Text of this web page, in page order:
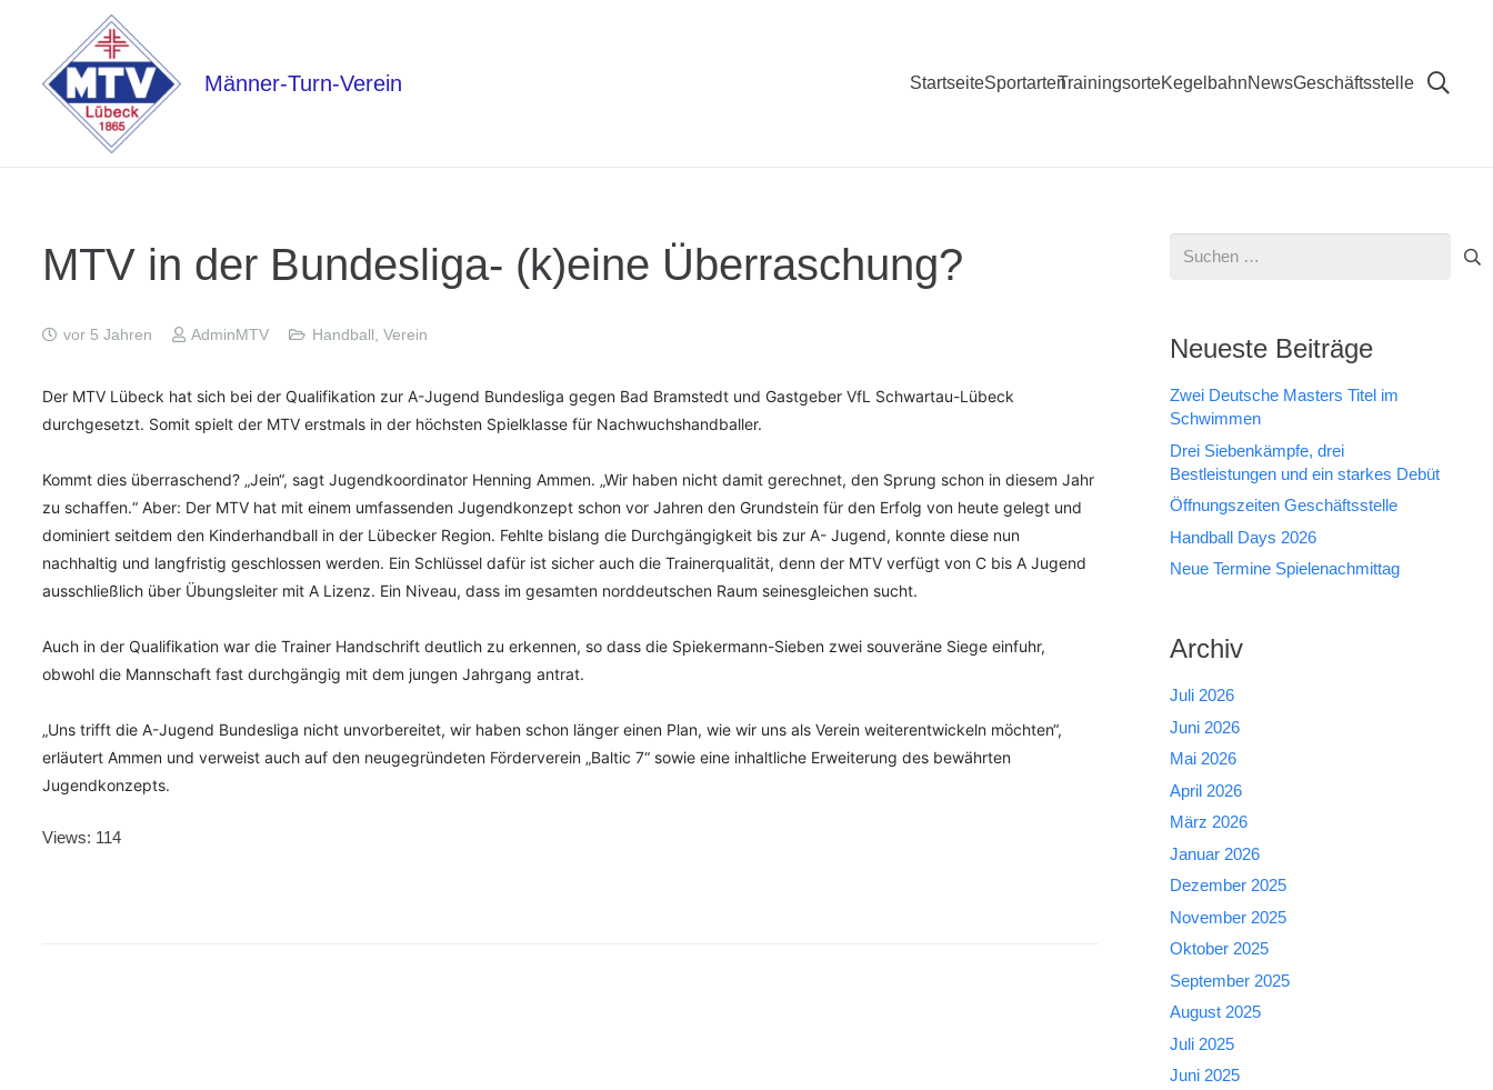
Männer-Turn-Verein StartseiteSportartenTrainingsorteKegelbahnNewsGeschäftsstelle
MTV in der Bundesliga- (k)eine Überraschung?
vor 5 Jahren AdminMTV Handball Verein
Der MTV Lübeck hat sich bei der Qualifikation zur A-Jugend Bundesliga gegen Bad Bramstedt und Gastgeber VfL Schwartau-Lübeck
durchgesetzt. Somit spielt der MTV erstmals in der höchsten Spielklasse für Nachwuchshandballer.
Kommt dies überraschend? „Jein“, sagt Jugendkoordinator Henning Ammen. „Wir haben nicht damit gerechnet, den Sprung schon in diesem Jahr
zu schaffen.“ Aber: Der MTV hat mit einem umfassenden Jugendkonzept schon vor Jahren den Grundstein für den Erfolg von heute gelegt und
dominiert seitdem den Kinderhandball in der Lübecker Region. Fehlte bislang die Durchgängigkeit bis zur A- Jugend, konnte diese nun
nachhaltig und langfristig geschlossen werden. Ein Schlüssel dafür ist sicher auch die Trainerqualität, denn der MTV verfügt von C bis A Jugend
ausschließlich über Übungsleiter mit A Lizenz. Ein Niveau, dass im gesamten norddeutschen Raum seinesgleichen sucht.
Auch in der Qualifikation war die Trainer Handschrift deutlich zu erkennen, so dass die Spiekermann-Sieben zwei souveräne Siege einfuhr,
obwohl die Mannschaft fast durchgängig mit dem jungen Jahrgang antrat.
„Uns trifft die A-Jugend Bundesliga nicht unvorbereitet, wir haben schon länger einen Plan, wie wir uns als Verein weiterentwickeln möchten“,
erläutert Ammen und verweist auch auf den neugegründeten Förderverein „Baltic 7“ sowie eine inhaltliche Erweiterung des bewährten
Jugendkonzepts.
Views: 114
Suchen
Neueste Beiträge
Zwei Deutsche Masters Titel im
Schwimmen
Drei Siebenkämpfe, drei
Bestleistungen und ein starkes Debüt
Öffnungszeiten Geschäftsstelle
Handball Days 2026
Neue Termine Spielenachmittag
Archiv
Juli 2026
Juni 2026
Mai 2026
April 2026
März 2026
Januar 2026
Dezember 2025
November 2025
Oktober 2025
September 2025
August 2025
Juli 2025
Juni 2025